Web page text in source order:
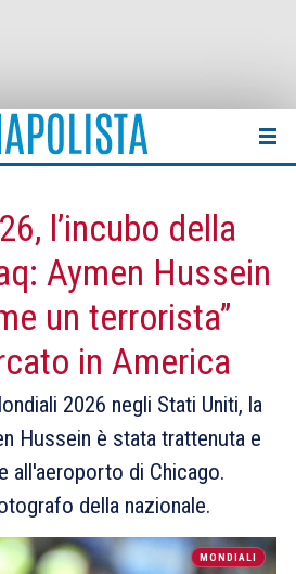
l’incubo della
Aymen Hussein
un terrorista”
in America
2026 negli Stati Uniti, la
Hussein è stata trattenuta e
all'aeroporto di Chicago.
della nazionale.
MONDIALI